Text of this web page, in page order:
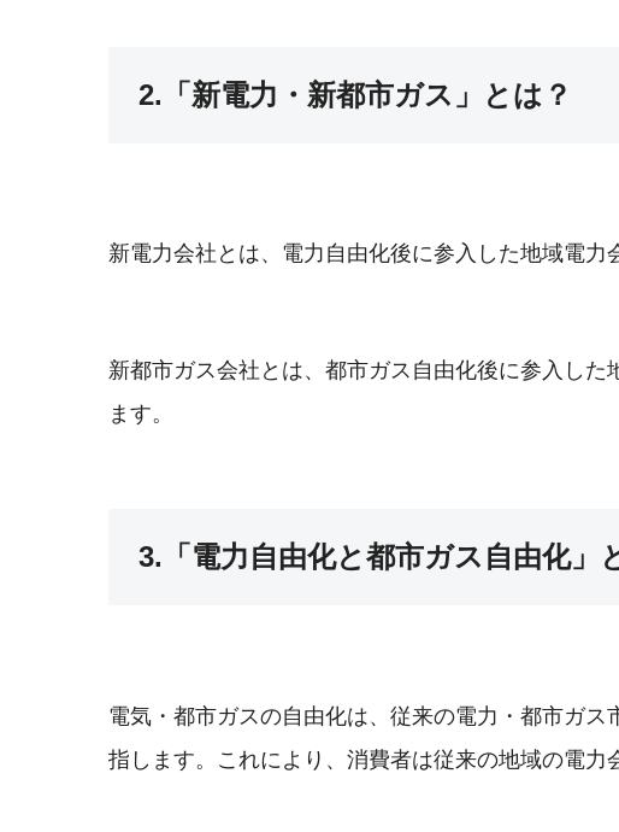
2.「新電力・新都市ガス」とは？
新電力会社とは、電力自由化後に参入した地域電力
新都市ガス会社とは、都市ガス自由化後に参入し
ます。
3.「電力自由化と都市ガス自由化」
電気・都市ガスの自由化は、従来の電力・都市ガ
指します。これにより、消費者は従来の地域の電力